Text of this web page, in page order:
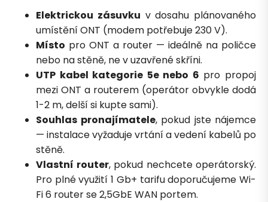
Elektrickou zásuvku v dosahu plánovaného
umístění ONT (modem potřebuje 230 V).
Místo pro ONT a router — ideálně na poličce
nebo na stěně, ne v uzavřené skříni.
UTP kabel kategorie 5e nebo 6 pro propoj
mezi ONT a routerem (operátor obvykle dodá
1-2 m, delší si kupte sami).
Souhlas pronajímatele, pokud jste nájemce
— instalace vyžaduje vrtání a vedení kabelů po
stěně.
Vlastní router, pokud nechcete operátorský.
Pro plné využití 1 Gb+ tarifu doporučujeme Wi-
Fi 6 router se 2,5GbE WAN portem.